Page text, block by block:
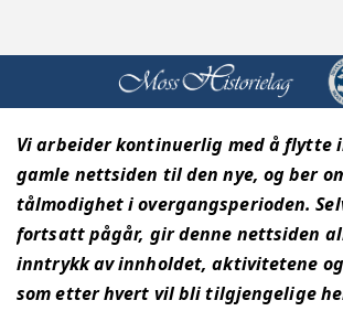
Vi arbeider kontinuerlig med å flytte
gamle nettsiden til den nye, og ber
tålmodighet i overgangsperioden.
fortsatt pågår, gir denne nettsiden
inntrykk av innholdet, aktivitetene
som etter hvert vil bli tilgjengelige